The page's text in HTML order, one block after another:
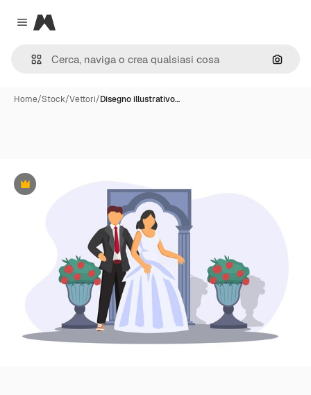
Close menu
Magnific
Cerca
Home/Stock/Vettori/Disegno illustrativo…
Premium